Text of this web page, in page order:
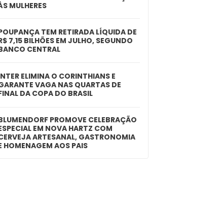
MULHERES
TEM RETIRADA LÍQUIDA DE
7,15 BILHÕES EM JULHO, SEGUNDO
CENTRAL
ELIMINA O CORINTHIANS E
VAGA NAS QUARTAS DE
DA COPA DO BRASIL
PROMOVE CELEBRAÇÃO
EM NOVA HARTZ COM
ARTESANAL, GASTRONOMIA
HOMENAGEM AOS PAIS